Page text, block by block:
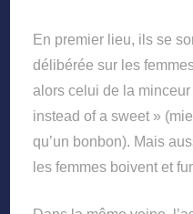
En premier lieu, ils se
délibérée sur les
alors celui de la
instead of a sweet »
qu’un bonbon). Mais
les femmes boivent et